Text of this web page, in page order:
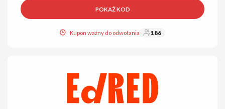
POKAŻ KOD
Kupon ważny do odwołania 186